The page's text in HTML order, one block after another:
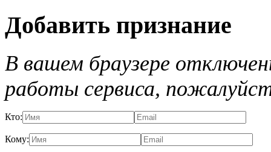
Добавить признание
В вашем браузере
работы сервиса,
Кто:
Кому: